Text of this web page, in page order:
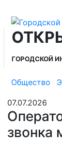
ГОРОДСКОЙ
Общество
07.07.2026
звонка